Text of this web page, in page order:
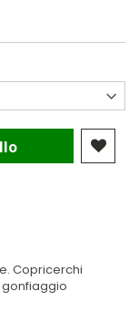
Copricerchi
gonfiaggio